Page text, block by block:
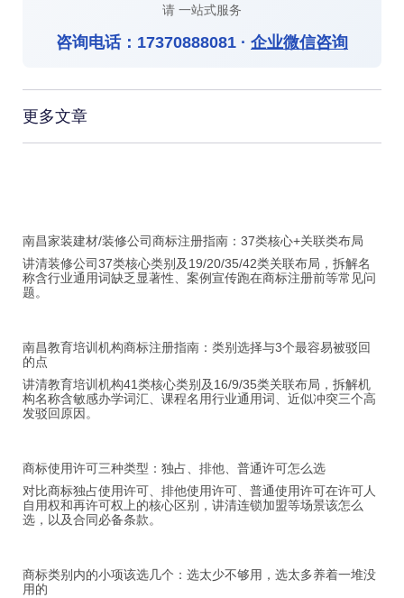
请 一站式服务
咨询电话： 17370888081 · 企业微信咨询
更多文章
南昌家装建材/装修公司商标注册指南：37类核心+关联类布局
讲清装修公司37类核心类别及19/20/35/42类关联布局，拆解名
称含行业通用词缺乏显著性、案例宣传跑在商标注册前等常见问
题。
南昌教育培训机构商标注册指南：类别选择与3个最容易被驳回
的点
讲清教育培训机构41类核心类别及16/9/35类关联布局，拆解机
构名称含敏感办学词汇、课程名用行业通用词、近似冲突三个高
发驳回原因。
商标使用许可三种类型：独占、排他、普通许可怎么选
对比商标独占使用许可、排他使用许可、普通使用许可在许可人
自用权和再许可权上的核心区别，讲清连锁加盟等场景该怎么
选，以及合同必备条款。
商标类别内的小项该选几个：选太少不够用，选太多养着一堆没
用的